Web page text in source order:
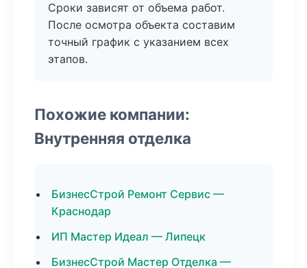
Сроки зависят от объема работ.
После осмотра объекта составим
точный график с указанием всех
этапов.
Похожие компании:
Внутренняя отделка
БизнесСтрой Ремонт Сервис —
Краснодар
ИП Мастер Идеал — Липецк
БизнесСтрой Мастер Отделка —